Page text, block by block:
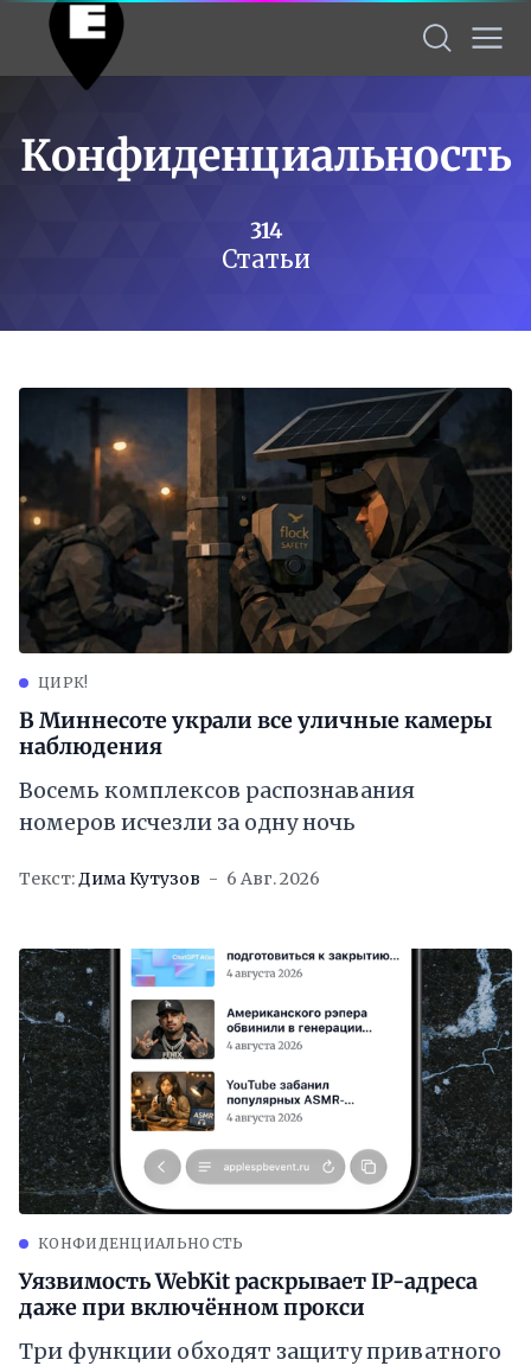
Конфиденциальность
314
Статьи
ЦИРК!
В Миннесоте украли все уличные камеры
наблюдения
Восемь комплексов распознавания
номеров исчезли за одну ночь
Текст:Дима Кутузов 6 Авг. 2026
КОНФИДЕНЦИАЛЬНОСТЬ
Уязвимость WebKit раскрывает IP-адреса
даже при включённом прокси
Три функции обходят защиту приватного